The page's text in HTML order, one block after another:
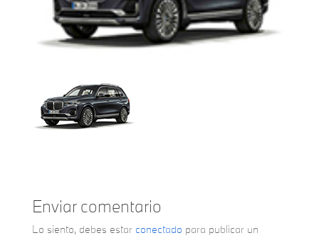
Enviar comentario
Lo siento, debes estar conectado para publicar un